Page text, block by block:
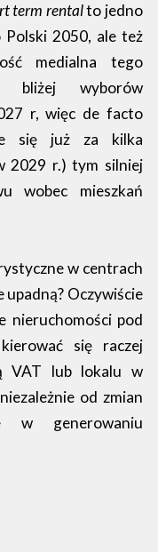
term rentalto jedno
Polski 2050, ale też
medialna tego
wyborów
r, więc de facto
się już za kilka
2029 r.) tym silniej
wobec mieszkań
w centrach
Oczywiście
nieruchomości pod
się raczej
VAT lub lokalu w
od zmian
w generowaniu